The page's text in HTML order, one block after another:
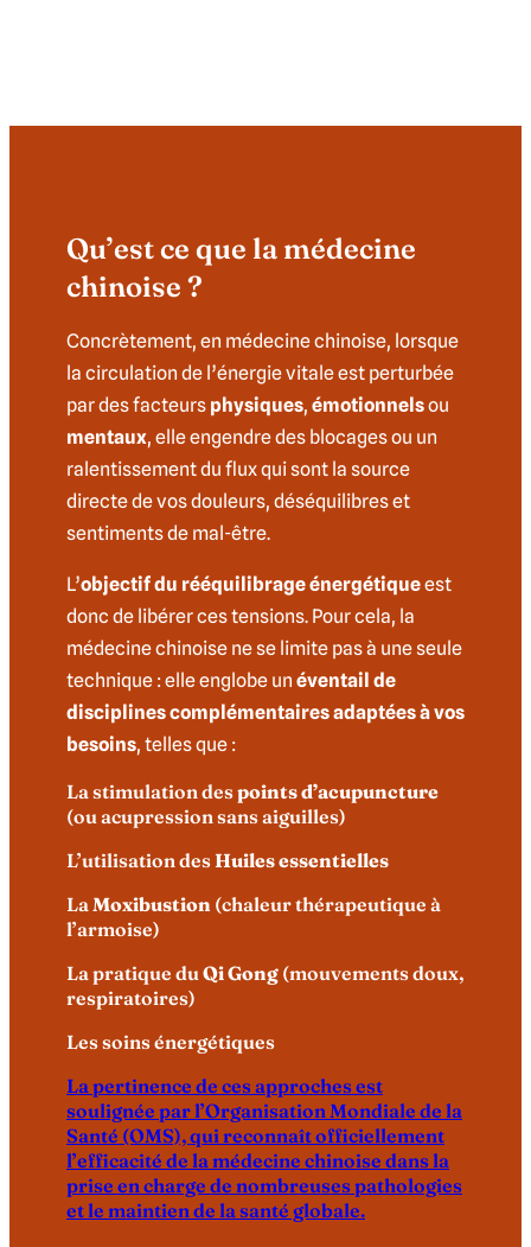
Qu’est ce que la médecine
chinoise ?
Concrètement, en médecine chinoise, lorsque
la circulation de l’énergie vitale est perturbée
par des facteurs physiques, émotionnelsou
mentaux, elle engendre des blocages ou un
ralentissement du flux qui sont la source
directe de vos douleurs, déséquilibres et
sentiments de mal-être.
L’objectif du rééquilibrage énergétiqueest
donc de libérer ces tensions. Pour cela, la
médecine chinoise ne se limite pas à une seule
technique : elle englobe un éventail de
disciplines complémentairesadaptées à vos
besoins, telles que :
La stimulation despoints d’acupuncture
(ou acupression sans aiguilles)
L’utilisation desHuiles essentielles
LaMoxibustion (chaleur thérapeutique à
l’armoise)
La pratique duQi Gong (mouvements doux,
respiratoires)
Les soins énergétiques
La pertinence de ces approches est
soulignée par l’Organisation Mondiale de la
Santé (OMS), qui reconnaît officiellement
l’efficacité de la médecine chinoise dans la
prise en charge de nombreuses pathologies
et le maintien de la santé globale.